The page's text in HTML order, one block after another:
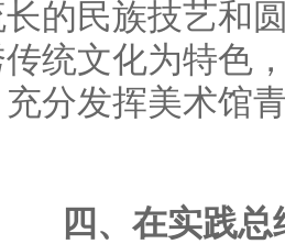
的民族技艺和
统文化为特色
分发挥美术馆
四、在实践